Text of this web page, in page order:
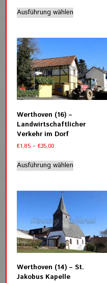
bis
€35,00
Ausführung wählen
Dieses
Produkt
mehrere
auf.
Die
Optionen
können
auf
gewählt
Werthoven (16) –
Landwirtschaftlicher
Verkehr im Dorf
€1,85 –€35,00Preisspanne:
bis
€35,00
Ausführung wählen
Dieses
Produkt
mehrere
Die
Optionen
können
auf
Produktseite
Werthoven (14) – St.
Jakobus Kapelle